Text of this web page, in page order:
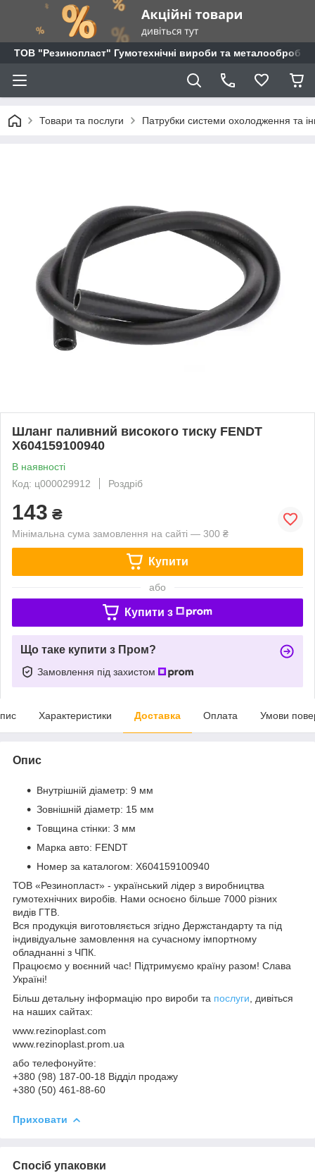
ТОВ "Резинопласт" Гумотехнічні вироби та металообробка
Товари та послуги Патрубки системи охолодження та
Шланг паливний високого тиску FENDT
X604159100940
В наявності
Код: ц000029912
Роздріб
143 ₴
Мінімальна сума замовлення на сайті — 300 ₴
Купити
або
Купити з
Що таке купити з Пром?
Замовлення під захистом
Характеристики Доставка Оплата Умови
Опис
Внутрішній діаметр: 9 мм
Зовнішній діаметр: 15 мм
Товщина стінки: 3 мм
Марка авто: FENDT
Номер за каталогом: X604159100940
ТОВ «Резинопласт» - український лідер з виробництва
гумотехнічних виробів. Нами осноєно більше 7000 різних
видів ГТВ.
Вся продукція виготовляється згідно Держстандарту та під
індивідуальне замовлення на сучасному імпортному
обладнанні з ЧПК.
Працюємо у воєнний час! Підтримуємо країну разом! Слава
Україні!
Більш детальну інформацію про вироби та послуги , дивіться
на наших сайтах:
www.rezinoplast.com
www.rezinoplast.prom.ua
або телефонуйте:
+380 (98) 187-00-18 Відділ продажу
+380 (50) 461-88-60
Приховати
Спосіб упаковки